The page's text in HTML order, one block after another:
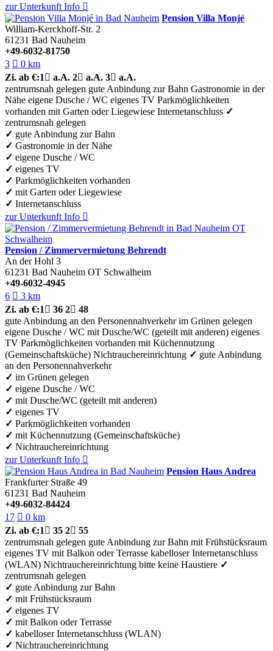
zur Unterkunft Info 
Pension Villa Monjé
William-Kerckhoff-Str. 2
61231 Bad Nauheim
+49-6032-81750
3  0 km
Zi. ab €:1  a.A. 2 a.A. 3 a.A.
zentrumsnah gelegen gute Anbindung zur Bahn Gastronomie in der
Nähe eigene Dusche / WC eigenes TV Parkmöglichkeiten
vorhanden mit Garten oder Liegewiese Internetanschluss ✓
zentrumsnah gelegen
✓ gute Anbindung zur Bahn
✓ Gastronomie in der Nähe
✓ eigene Dusche / WC
✓ eigenes TV
✓ Parkmöglichkeiten vorhanden
✓ mit Garten oder Liegewiese
✓ Internetanschluss
zur Unterkunft Info 
Pension / Zimmervermietung Behrendt
An der Hohl 3
61231 Bad Nauheim OT Schwalheim
+49-6032-4945
6  3 km
Zi. ab €:1  36 2 48
gute Anbindung an den Personennahverkehr im Grünen gelegen
eigene Dusche / WC mit Dusche/WC (geteilt mit anderen) eigenes
TV Parkmöglichkeiten vorhanden mit Küchennutzung
(Gemeinschaftsküche) Nichtrauchereinrichtung ✓ gute Anbindung
an den Personennahverkehr
✓ im Grünen gelegen
✓ eigene Dusche / WC
✓ mit Dusche/WC (geteilt mit anderen)
✓ eigenes TV
✓ Parkmöglichkeiten vorhanden
✓ mit Küchennutzung (Gemeinschaftsküche)
✓ Nichtrauchereinrichtung
zur Unterkunft Info 
Pension Haus Andrea
Frankfurter Straße 49
61231 Bad Nauheim
+49-6032-84424
17  0 km
Zi. ab €:1  35 2 55
zentrumsnah gelegen gute Anbindung zur Bahn mit Frühstücksraum
eigenes TV mit Balkon oder Terrasse kabelloser Internetanschluss
(WLAN) Nichtrauchereinrichtung bitte keine Haustiere ✓
zentrumsnah gelegen
✓ gute Anbindung zur Bahn
✓ mit Frühstücksraum
✓ eigenes TV
✓ mit Balkon oder Terrasse
✓ kabelloser Internetanschluss (WLAN)
✓ Nichtrauchereinrichtung